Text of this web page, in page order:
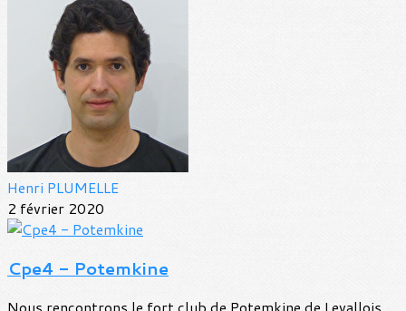
Henri PLUMELLE
2 février 2020
Cpe4 - Potemkine